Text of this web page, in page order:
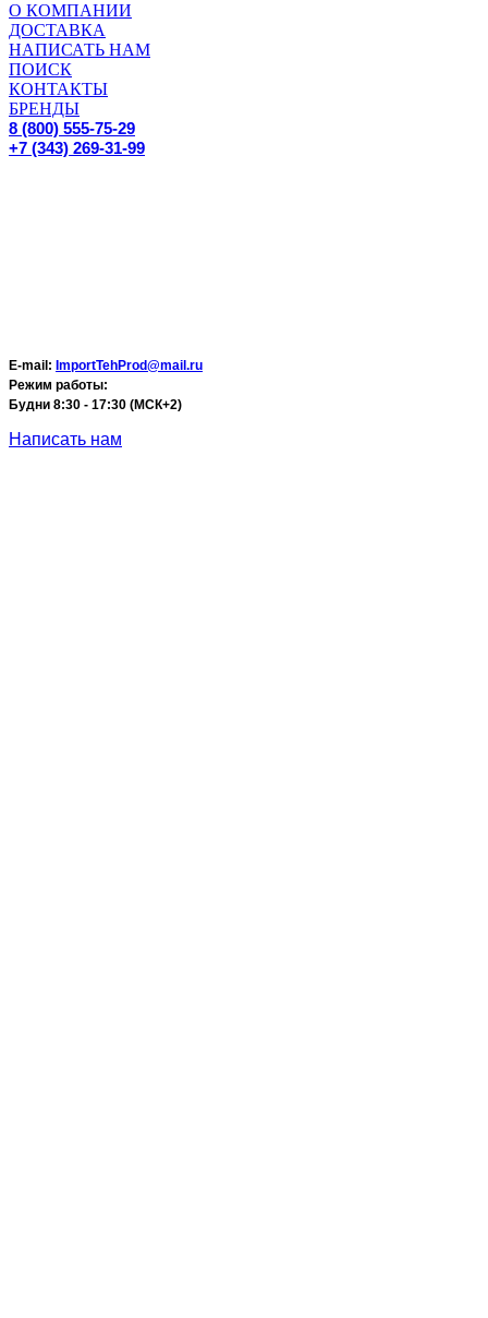
О КОМПАНИИ
ДОСТАВКА
НАПИСАТЬ НАМ
ПОИСК
КОНТАКТЫ
БРЕНДЫ
8 (800) 555-75-29
+7 (343) 269-31-99
E-mail: ImportTehProd@mail.ru
Режим работы:
Будни 8:30 - 17:30 (МСК+2)
Написать нам